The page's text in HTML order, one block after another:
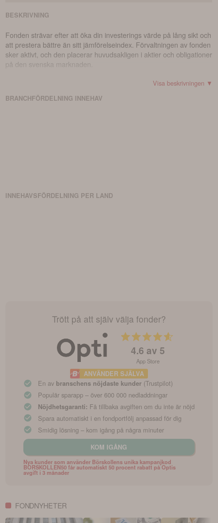
BESKRIVNING
Fonden strävar efter att öka din investerings värde på lång sikt och
att prestera bättre än sitt jämförelseindex. Förvaltningen av fonden
sker aktivt, och den placerar huvudsakligen i aktier och obligationer
på den svenska marknaden.
Visa beskrivningen ▼
BRANCHFÖRDELNING INNEHAV
INNEHAVSFÖRDELNING PER LAND
Trött på att själv välja fonder?
4.6 av 5
App Store
ANVÄNDER SJÄLVA
En av branschens nöjdaste kunder (Trustpilot)
Populär sparapp – över 600 000 nedladdningar
Nöjdhetsgaranti: Få tillbaka avgiften om du inte är nöjd
Spara automatiskt i en fondportfölj anpassad för dig
Smidig lösning – kom igång på några minuter
KOM IGÅNG
Nya kunder som använder Börskollens unika kampanjkod
BORSKOLLEN50 får automatiskt 50 procent rabatt på Optis
avgift i 3 månader
FONDNYHETER